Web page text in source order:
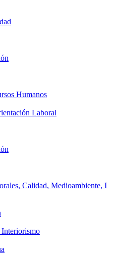
Humanos
Laboral
Calidad, Medioambiente, I